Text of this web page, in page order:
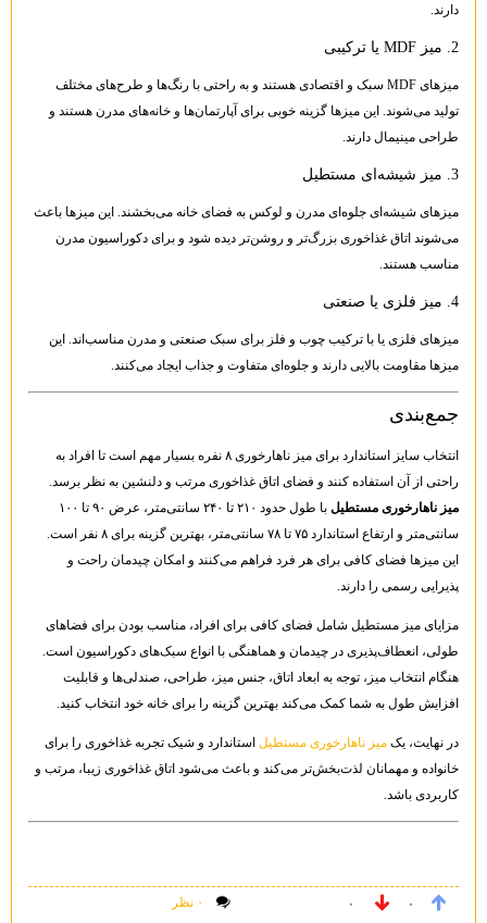
دارند.
میزهای MDF سبک و اقتصادی هستند و به راحتی با رنگ‌ها و طرح‌های مختلف
تولید می‌شوند. این میزها گزینه خوبی برای آپارتمان‌ها و خانه‌های مدرن هستند و
طراحی مینیمال دارند.
میزهای شیشه‌ای جلوه‌ای مدرن و لوکس به فضای خانه می‌بخشند. این میزها باعث
می‌شوند اتاق غذاخوری بزرگ‌تر و روشن‌تر دیده شود و برای دکوراسیون مدرن
مناسب هستند.
میزهای فلزی یا با ترکیب چوب و فلز برای سبک صنعتی و مدرن مناسب‌اند. این
میزها مقاومت بالایی دارند و جلوه‌ای متفاوت و جذاب ایجاد می‌کنند.
جمع‌بندی
انتخاب سایز استاندارد برای میز ناهارخوری ۸ نفره بسیار مهم است تا افراد به
راحتی از آن استفاده کنند و فضای اتاق غذاخوری مرتب و دلنشین به نظر برسد.
میز ناهارخوری مستطیل
با طول حدود ۲۱۰ تا ۲۴۰ سانتی‌متر، عرض ۹۰ تا ۱۰۰
سانتی‌متر و ارتفاع استاندارد ۷۵ تا ۷۸ سانتی‌متر، بهترین گزینه برای ۸ نفر است.
این میزها فضای کافی برای هر فرد فراهم می‌کنند و امکان چیدمان راحت و
پذیرایی رسمی را دارند.
مزایای میز مستطیل شامل فضای کافی برای افراد، مناسب بودن برای فضاهای
طولی، انعطاف‌پذیری در چیدمان و هماهنگی با انواع سبک‌های دکوراسیون است.
هنگام انتخاب میز، توجه به ابعاد اتاق، جنس میز، طراحی، صندلی‌ها و قابلیت
افزایش طول به شما کمک می‌کند بهترین گزینه را برای خانه خود انتخاب کنید.
در نهایت، یک میز ناهارخوری مستطیلاستاندارد و شیک تجربه غذاخوری را برای
خانواده و مهمانان لذت‌بخش‌تر می‌کند و باعث می‌شود اتاق غذاخوری زیبا، مرتب و
کاربردی باشد.
۰ ۰ نظر